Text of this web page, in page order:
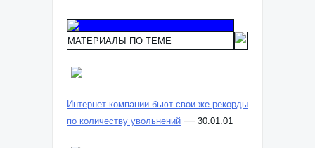
МАТЕРИАЛЫ ПО ТЕМЕ
Интернет-компании бьют свои же рекорды
по количеству увольнений — 30.01.01